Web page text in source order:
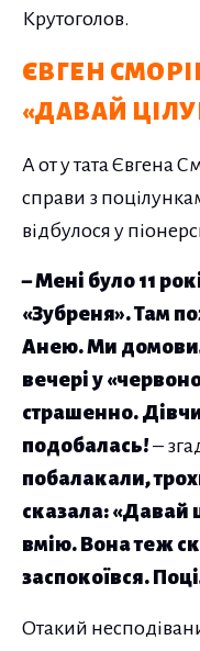
Крутоголов.
ЄВГЕН
«ДАВАЙ
А от у тата Євгена
справи з
відбулося у
– Мені було 11
«Зубреня». Там
Анею. Ми
вечері у
страшенно.
подобалась! –
побалакали,
сказала: «Давай
вмію. Вона теж
заспокоївся.
Отакий